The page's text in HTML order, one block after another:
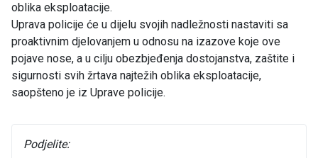
oblika eksploatacije.
Uprava policije će u dijelu svojih nadležnosti nastaviti sa
proaktivnim djelovanjem u odnosu na izazove koje ove
pojave nose, a u cilju obezbjeđenja dostojanstva, zaštite i
sigurnosti svih žrtava najtežih oblika eksploatacije,
saopšteno je iz Uprave policije.
Podjelite: